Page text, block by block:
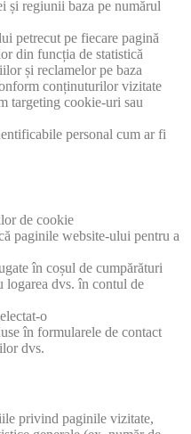
și regiunii baza pe numărul
petrecut pe fiecare pagină
din funcția de statistică
și reclamelor pe baza
conținuturilor vizitate
targeting cookie-uri sau
personal cum ar fi
de cookie
paginile website-ului pentru a
în coșul de cumpărături
logarea dvs. în contul de
o
în formularele de contact
dvs.
privind paginile vizitate,